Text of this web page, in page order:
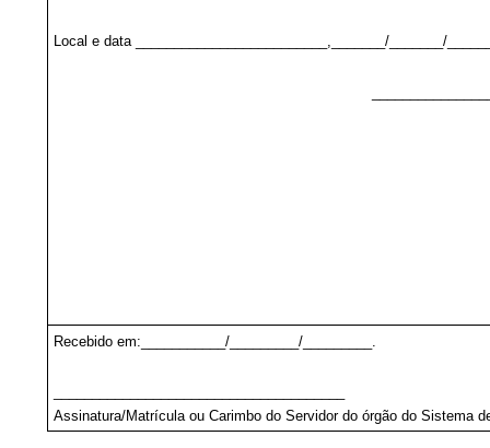
Local e data _________________________,_______/_______/
Recebido em:___________/_________/_________.
Assinatura/Matrícula ou Carimbo do Servidor do órgão do Sistema